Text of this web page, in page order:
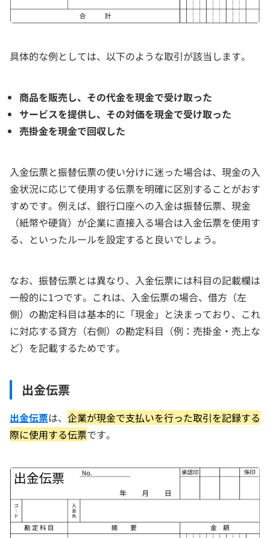
具体的な例としては、以下のような取引が該当します。
商品を販売し、その代金を現金で受け取った
サービスを提供し、その対価を現金で受け取った
売掛金を現金で回収した
入金伝票と振替伝票の使い分けに迷った場合は、現金の入
金状況に応じて使用する伝票を明確に区別することがおす
すめです。例えば、銀行口座への入金は振替伝票、現金
（紙幣や硬貨）が企業に直接入る場合は入金伝票を使用す
る、といったルールを設定すると良いでしょう。
なお、振替伝票とは異なり、入金伝票には科目の記載欄は
一般的に1つです。これは、入金伝票の場合、借方（左
側）の勘定科目は基本的に「現金」と決まっており、これ
に対応する貸方（右側）の勘定科目（例：売掛金・売上な
ど）を記載するためです。
出金伝票
出金伝票は、 企業が現金で支払いを行った取引を記録する
際に使用する伝票です。